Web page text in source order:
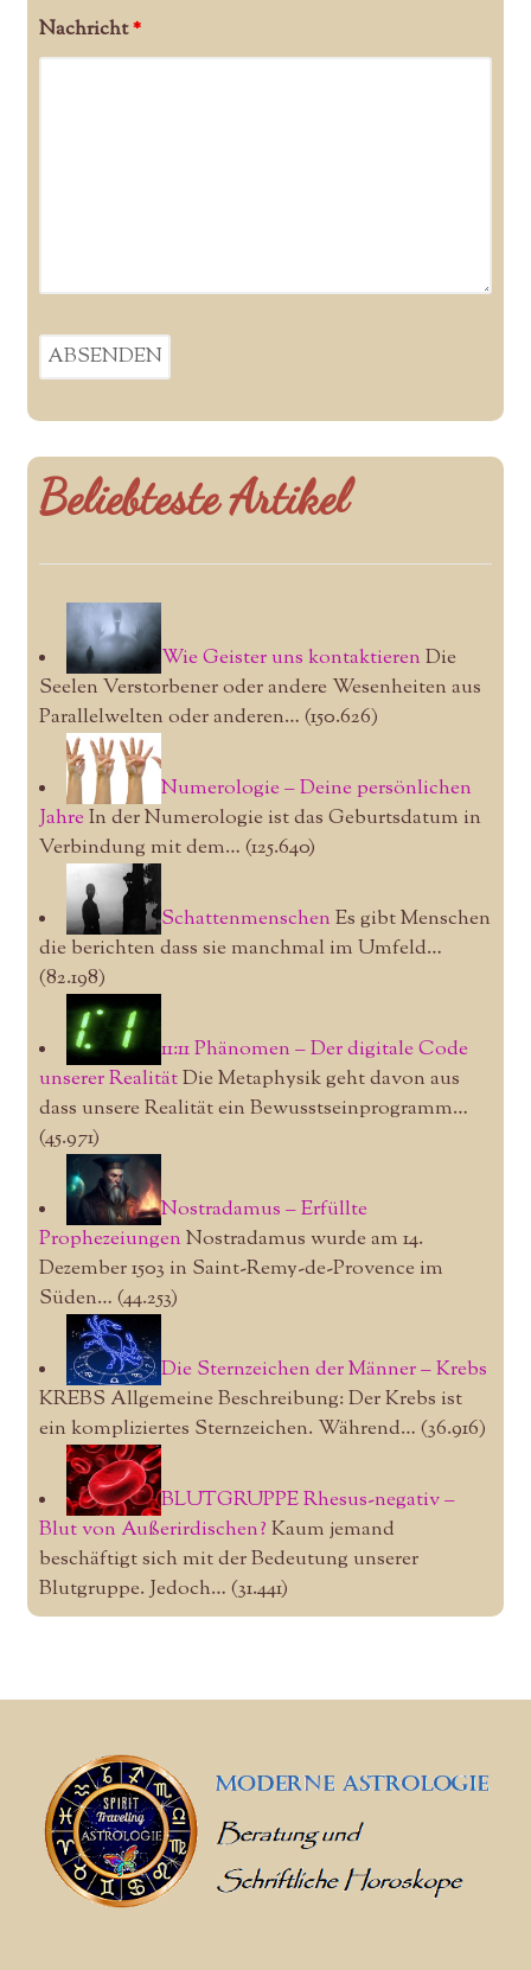
Nachricht*
Beliebteste Artikel
Wie Geister uns kontaktierenDie
Seelen Verstorbener oder andere Wesenheiten aus
Parallelwelten oder anderen… (150.626)
Numerologie – Deine persönlichen
JahreIn der Numerologie ist das Geburtsdatum in
Verbindung mit dem… (125.640)
SchattenmenschenEs gibt Menschen
die berichten dass sie manchmal im Umfeld…
(82.198)
11:11 Phänomen – Der digitale Code
unserer RealitätDie Metaphysik geht davon aus
dass unsere Realität ein Bewusstseinprogramm…
(45.971)
Nostradamus – Erfüllte
ProphezeiungenNostradamus wurde am 14.
Dezember 1503 in Saint-Remy-de-Provence im
Süden… (44.253)
Die Sternzeichen der Männer – Krebs
KREBS Allgemeine Beschreibung: Der Krebs ist
ein kompliziertes Sternzeichen. Während… (36.916)
BLUTGRUPPE Rhesus-negativ –
Blut von Außerirdischen? Kaum jemand
beschäftigt sich mit der Bedeutung unserer
Blutgruppe. Jedoch… (31.441)